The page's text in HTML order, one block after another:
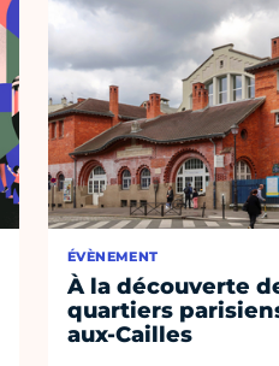
ÉVÈNEMENT
À la découverte
quartiers
aux-Cailles